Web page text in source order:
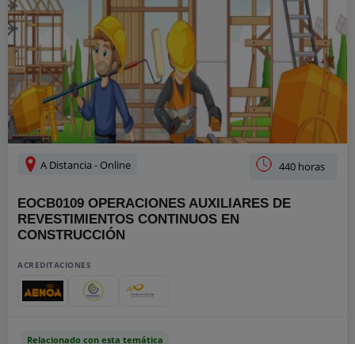
A Distancia - Online 440 horas
EOCB0109 OPERACIONES AUXILIARES DE
REVESTIMIENTOS CONTINUOS EN
CONSTRUCCIÓN
ACREDITACIONES
Relacionado con esta temática